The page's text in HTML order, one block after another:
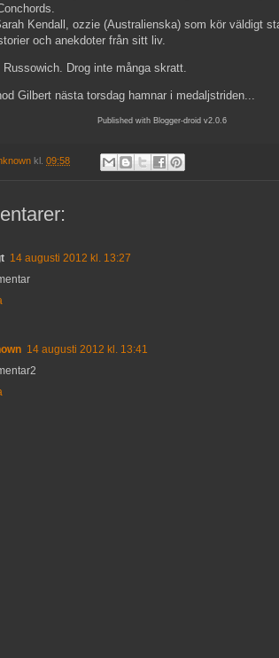
Kendall, ozzie (Australienska) som kör väldigt
och anekdoter från sitt liv.
Drog inte många skratt.
Gilbert nästa torsdag hamnar i medaljstriden...
Published with Blogger-droid v2.0.6
kl. 09:58
14 augusti 2012 kl. 13:27
14 augusti 2012 kl. 13:41